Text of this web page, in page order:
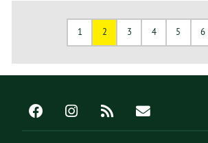
1 2 3 4 5 6